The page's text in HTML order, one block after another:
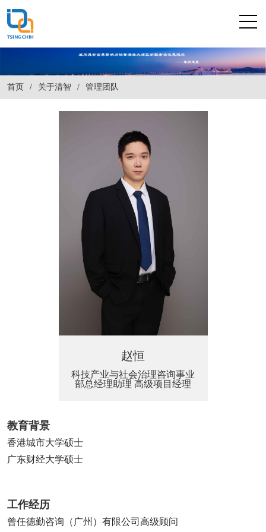
首页 / 关于清智 / 管理团队
赵恒
科技产业与社会治理咨询事业
部总经理助理 高级项目经理
教育背景
香港城市大学硕士
广东财经大学硕士
工作经历
曾任德勤咨询（广州）有限公司高级顾问